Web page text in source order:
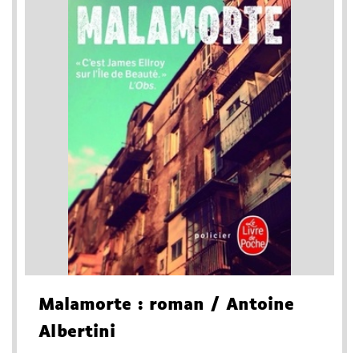
Malamorte : roman / Antoine
Albertini